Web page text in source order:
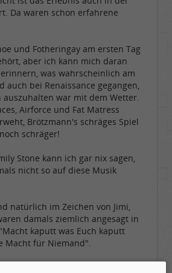
Da waren schon erfahrene
und Fotheringay am ersten Tag
aber ich kann mich daran
was wahrscheinlich am
auch bei Renaissance gegangen,
auszuhalten war mit dem Wetter.
Airforce und Fat Matress
Brötzmann's schräges Spiel
schräger!
Stone kann ich gar nix sagen,
nicht so auf diese Musik
natürlich im Zeichen von Jimi,
damals ziemlich angesagt in
kaputt was Euch kaputt
Macht für Niemand".